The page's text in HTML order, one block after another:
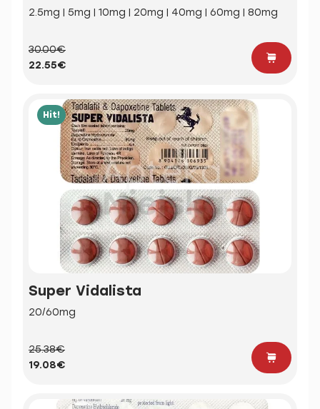
2.5mg | 5mg | 10mg | 20mg | 40mg | 60mg | 80mg
30.00€
22.55€
Hit!
Super Vidalista
20/60mg
25.38€
19.08€